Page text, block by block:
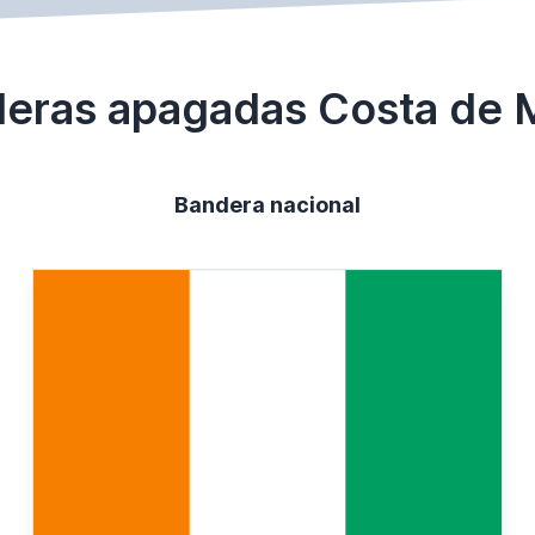
apagadas Costa de
Bandera nacional